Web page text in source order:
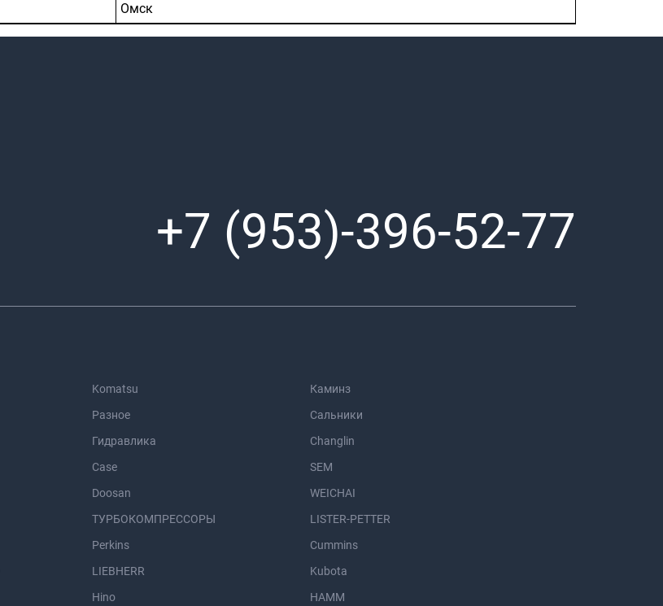
Омск
+7 (953)-396-52-77
Komatsu
Каминз
Разное
Сальники
Гидравлика
Changlin
Case
SEM
Doosan
WEICHAI
ТУРБОКОМПРЕССОРЫ
LISTER-PETTER
Perkins
Cummins
LIEBHERR
Kubota
Hino
HAMM